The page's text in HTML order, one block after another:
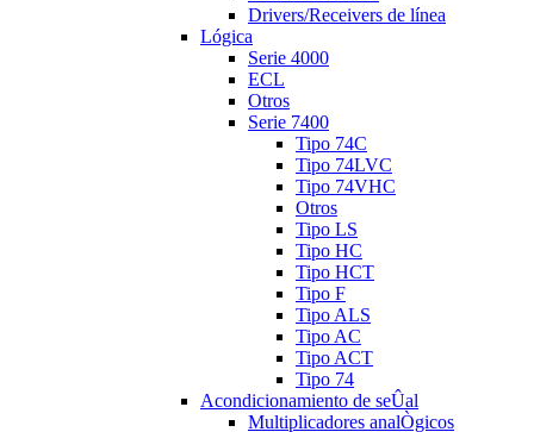
Drivers/Receivers de línea
Lógica
Serie 4000
ECL
Otros
Serie 7400
Tipo 74C
Tipo 74LVC
Tipo 74VHC
Otros
Tipo LS
Tipo HC
Tipo HCT
Tipo F
Tipo ALS
Tipo AC
Tipo ACT
Tipo 74
Acondicionamiento de seÛal
Multiplicadores analÒgicos